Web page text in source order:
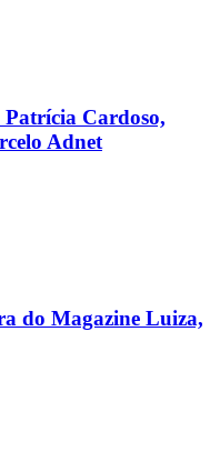
Cardoso,
Adnet
do Magazine Luiza,